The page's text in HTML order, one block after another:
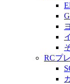
RCプ